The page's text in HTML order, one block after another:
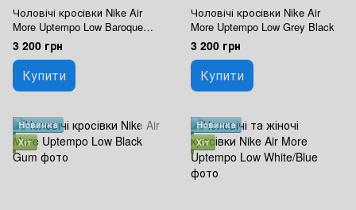
Чоловічі кросівки Nike Air
More Uptempo Low Baroque
Brown FZ3055-200
3 200 грн
Купити
Чоловічі кросівки Nike Air
More Uptempo Low Grey Black
3 200 грн
Купити
Новинка
Хіт
Новинка
Хіт